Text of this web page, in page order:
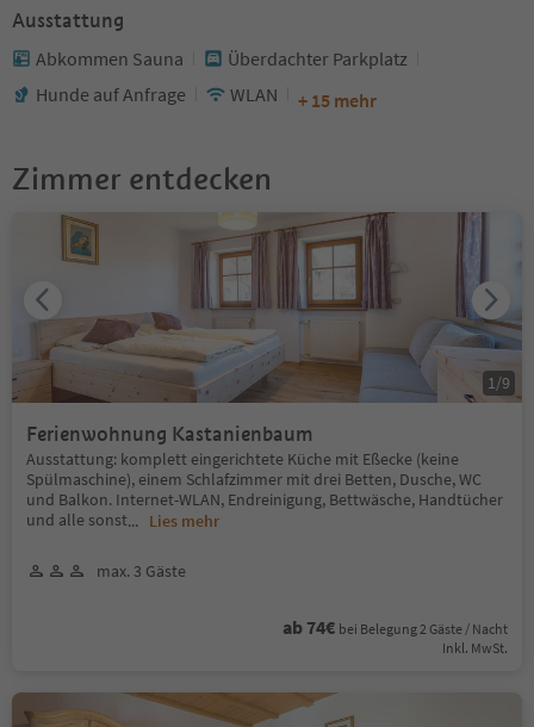
Ausstattung
Abkommen Sauna
Überdachter Parkplatz
Hunde auf Anfrage
WLAN + 15 mehr
Zimmer entdecken
Ferienwohnung Kastanienbaum
Ausstattung: komplett eingerichtete Küche mit Eßecke (keine
Spülmaschine), einem Schlafzimmer mit drei Betten, Dusche, WC
und Balkon. Internet-WLAN, Endreinigung, Bettwäsche, Handtücher
und alle sonst... Lies mehr
max. 3 Gäste
ab 74€ bei Belegung 2 Gäste / Nacht
Inkl. MwSt.
1 /9